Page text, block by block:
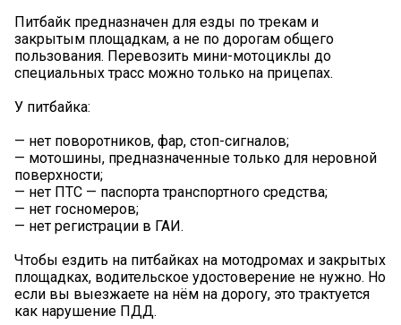
Питбайк предназначен для езды по трекам и
закрытым площадкам, а не по дорогам общего
пользования. Перевозить мини-мотоциклы до
специальных трасс можно только на прицепах.
У питбайка:
— нет поворотников, фар, стоп-сигналов;
— мотошины, предназначенные только для неровной
поверхности;
— нет ПТС — паспорта транспортного средства;
— нет госномеров;
— нет регистрации в ГАИ.
Чтобы ездить на питбайках на мотодромах и закрытых
площадках, водительское удостоверение не нужно. Но
если вы выезжаете на нём на дорогу, это трактуется
как нарушение ПДД.